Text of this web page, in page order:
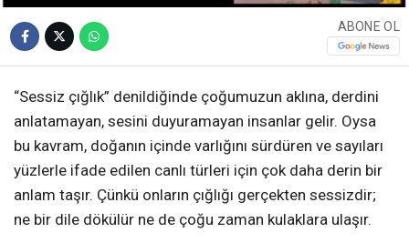
ABONE OL
“Sessiz çığlık” denildiğinde çoğumuzun aklına, derdini
anlatamayan, sesini duyuramayan insanlar gelir. Oysa
bu kavram, doğanın içinde varlığını sürdüren ve sayıları
yüzlerle ifade edilen canlı türleri için çok daha derin bir
anlam taşır. Çünkü onların çığlığı gerçekten sessizdir;
ne bir dile dökülür ne de çoğu zaman kulaklara ulaşır.